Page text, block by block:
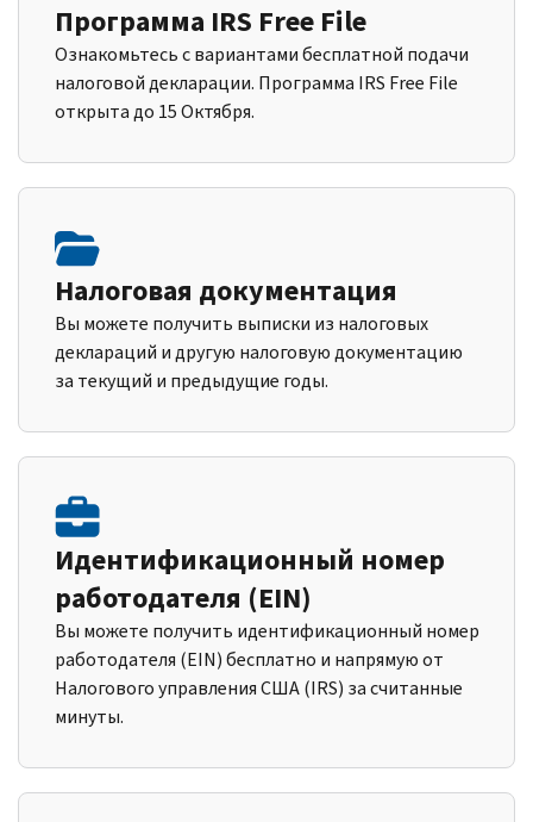
Программа IRS Free File
Ознакомьтесь с вариантами бесплатной подачи
налоговой декларации. Программа IRS Free File
открыта до 15 Октября.
Налоговая документация
Вы можете получить выписки из налоговых
деклараций и другую налоговую документацию
за текущий и предыдущие годы.
Идентификационный номер
работодателя (EIN)
Вы можете получить идентификационный номер
работодателя (EIN) бесплатно и напрямую от
Налогового управления США (IRS) за считанные
минуты.